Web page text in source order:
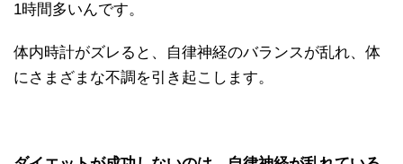
1時間多いんです。
体内時計がズレると、自律神経のバランスが乱れ、体
にさまざまな不調を引き起こします。